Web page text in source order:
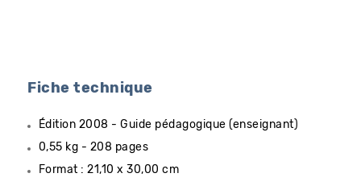
Fiche technique
Édition 2008 - Guide pédagogique (enseignant)
0,55 kg - 208 pages
Format : 21,10 x 30,00 cm